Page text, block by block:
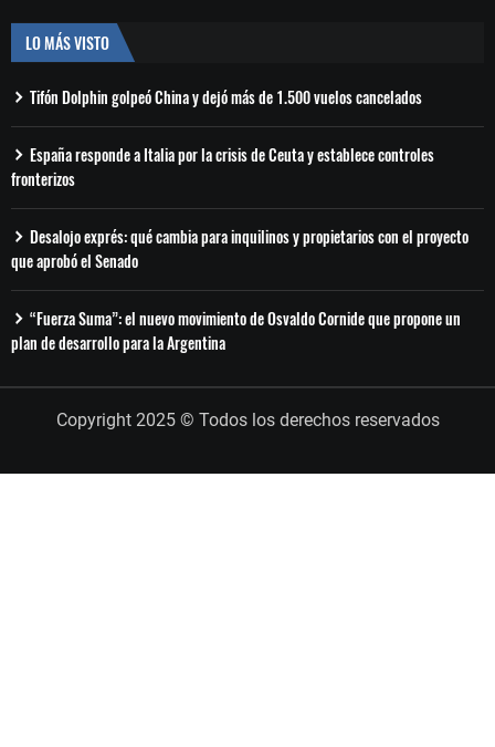
LO MÁS VISTO
Tifón Dolphin golpeó China y dejó más de 1.500 vuelos cancelados
España responde a Italia por la crisis de Ceuta y establece controles
fronterizos
Desalojo exprés: qué cambia para inquilinos y propietarios con el proyecto
que aprobó el Senado
“Fuerza Suma”: el nuevo movimiento de Osvaldo Cornide que propone un
plan de desarrollo para la Argentina
Copyright 2025 © Todos los derechos reservados